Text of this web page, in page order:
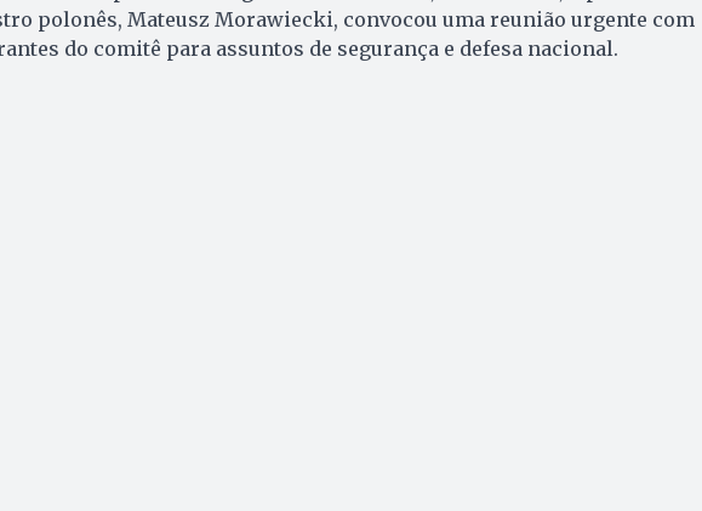
polonês, Mateusz Morawiecki, convocou uma reunião urgente com
do comitê para assuntos de segurança e defesa nacional.